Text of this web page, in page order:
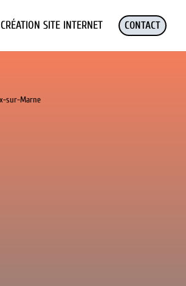
CRÉATION SITE INTERNET CONTACT